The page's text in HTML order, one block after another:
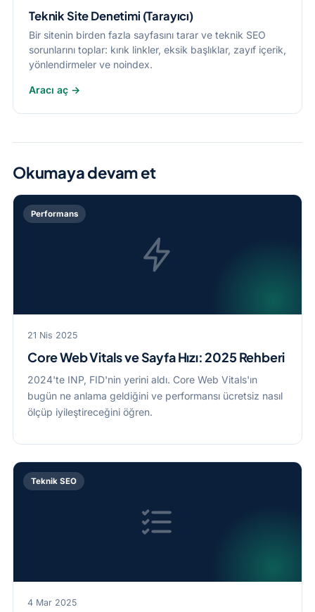
Teknik Site Denetimi (Tarayıcı)
Bir sitenin birden fazla sayfasını tarar ve teknik SEO
sorunlarını toplar: kırık linkler, eksik başlıklar, zayıf içerik,
yönlendirmeler ve noindex.
Aracı aç →
Okumaya devam et
Performans
21 Nis 2025
Core Web Vitals ve Sayfa Hızı: 2025 Rehberi
2024'te INP, FID'nin yerini aldı. Core Web Vitals'ın
bugün ne anlama geldiğini ve performansı ücretsiz nasıl
ölçüp iyileştireceğini öğren.
Teknik SEO
4 Mar 2025